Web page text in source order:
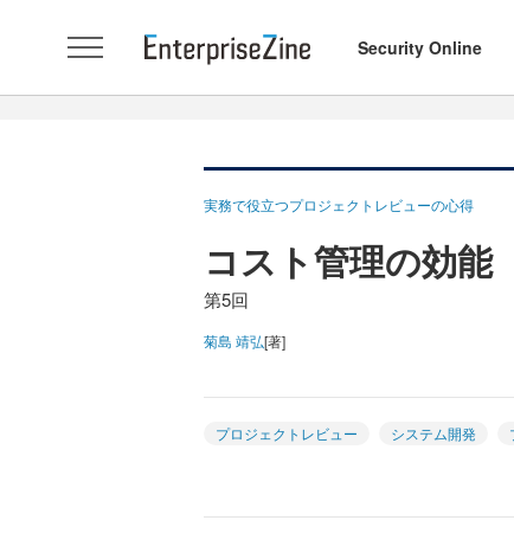
Security Online
実務で役立つプロジェクトレビューの心得
コスト管理の効能
第5回
菊島 靖弘[著]
プロジェクトレビュー システム開発